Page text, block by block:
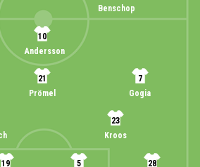
Benschop
10
Andersson
7
Gogia
21
Prömel
23
Kroos
28
5
19